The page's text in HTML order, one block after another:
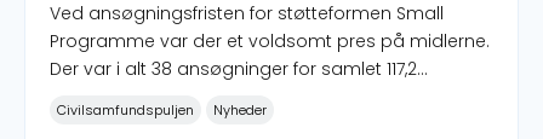
Ved ansøgningsfristen for støtteformen Small
Programme var der et voldsomt pres på midlerne.
Der var i alt 38 ansøgninger for samlet 117,2
for 88,6 mio. kroner. Med 34 millioner kroner til
Civilsamfundspuljen Nyheder